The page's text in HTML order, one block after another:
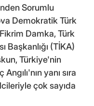
Sorumlu
Demokratik Türk
Damka, Türk
Başkanlığı (TİKA)
Türkiye'nin
yanı sıra
çok sayıda